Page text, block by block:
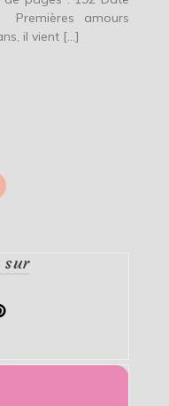
amours
il vient […]
sur